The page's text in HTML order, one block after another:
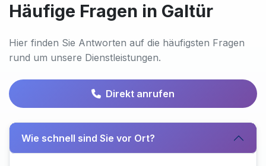
Häufige Fragen in Galtür
Hier finden Sie Antworten auf die häufigsten Fragen
rund um unsere Dienstleistungen.
Direkt anrufen
Wie schnell sind Sie vor Ort?